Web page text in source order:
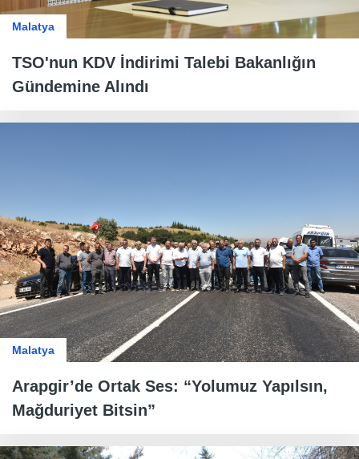
Malatya
TSO'nun KDV İndirimi Talebi Bakanlığın
Gündemine Alındı
Malatya
Arapgir’de Ortak Ses: “Yolumuz Yapılsın,
Mağduriyet Bitsin”